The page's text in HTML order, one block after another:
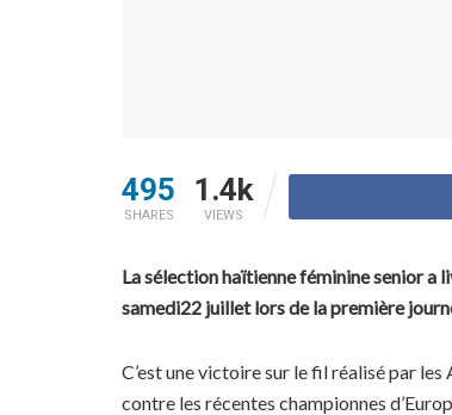
495
SHARES
1.4k
VIEWS
La sélection haïtienne féminine senior a
samedi22 juillet lors de la première
C’est une victoire sur le fil réalisé par
contre les récentes championnes